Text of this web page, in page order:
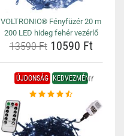
VOLTRONIC® Fényfüzér 20 m
200 LED hideg fehér vezérlő
13590 Ft10590 Ft
ÚJDONSÁG KEDVEZMÉNY